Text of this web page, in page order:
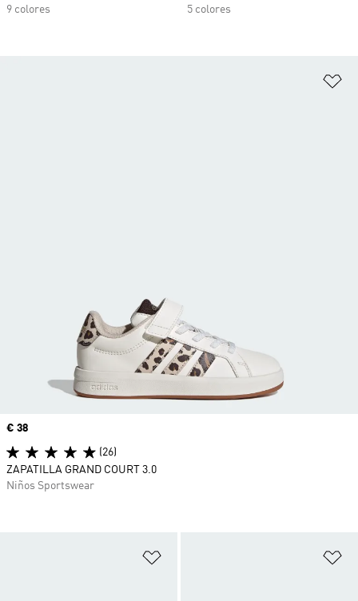
9 colores
5 colores
Precio
€ 38
(26)
ZAPATILLA GRAND COURT 3.0
Niños Sportswear